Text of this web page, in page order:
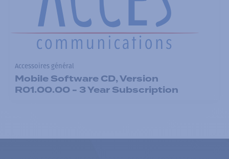
Accessoires général
Mobile Software CD, Version
R01.00.00 - 3 Year Subscription